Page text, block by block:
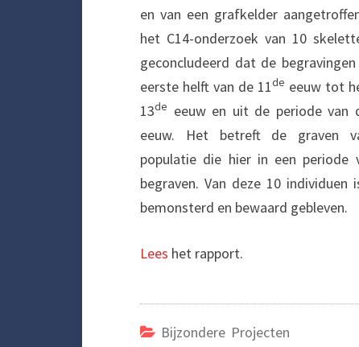
en van een grafkelder
het C14-onderzoek van 10
geconcludeerd dat de
eerste helft van de 11de eeuw tot
13de eeuw en uit de periode van
eeuw. Het betreft de graven
populatie die hier in een periode
begraven. Van deze 10 individuen
bemonsterd en bewaard gebleven.
Lees het rapport.
Bijzondere Projecten